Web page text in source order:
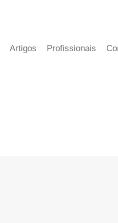
Artigos Profissionais